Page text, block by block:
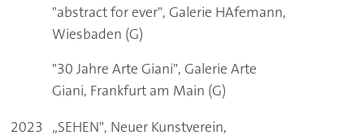
"abstract for ever", Galerie HAfemann,
Wiesbaden (G)
"30 Jahre Arte Giani", Galerie Arte
Giani, Frankfurt am Main (G)
2023 „SEHEN", Neuer Kunstverein,